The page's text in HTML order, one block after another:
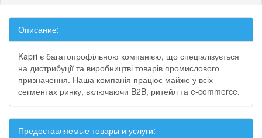
Описание:
Kapri є багатопрофільною компанією, що спеціалізується
на дистрибуції та виробництві товарів промислового
призначення. Наша компанія працює майже у всіх
сегментах ринку, включаючи B2B, ритейл та e-commerce.
Предоставляемые товары и услуги: